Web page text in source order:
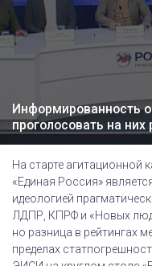
Информированность
проголосовать на
На старте агитационной
«Единая Россия»
идеологией
ЛДПР, КПРФ и «Новых
но разница в рейтингах
пределах